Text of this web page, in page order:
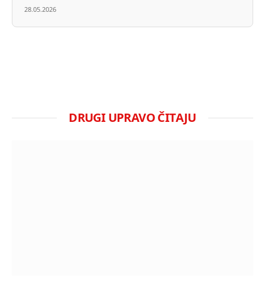
28.05.2026
DRUGI UPRAVO ČITAJU